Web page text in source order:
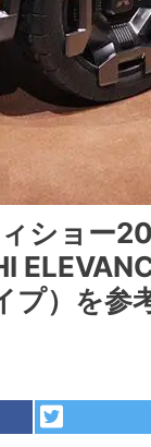
ショー
プ）を参